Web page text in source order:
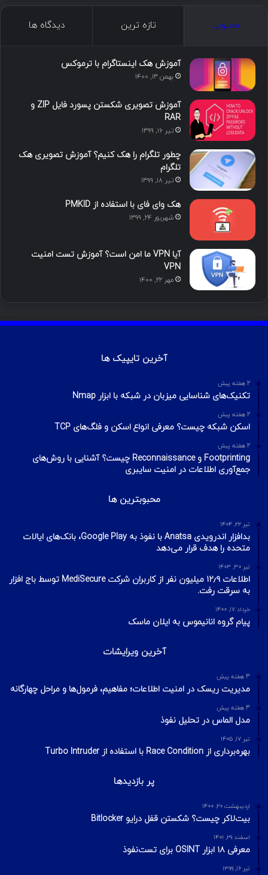
د
ی
ن
و
ت
گ
ا
ا
محبوب تازه ترین دیدگاه ها
آموزش هک اینستاگرام با ترموکس
بهمن ۱۳, ۱۴۰۰
آموزش تصویری شکستن پسورد فایل ZIP و
RAR
تیر ۱۶, ۱۳۹۹
چطور تلگرام را هک کنیم؟ آموزش تصویری هک
تلگرام
تیر ۱۸, ۱۳۹۹
هک وای فای با استفاده از PMKID
شهریور ۲۴, ۱۳۹۹
آیا VPN ما امن است؟ آموزش تست امنیت
VPN
مهر ۲۲, ۱۴۰۰
آخرین تایپیک ها
2 هفته پیش
تکنیک‌های شناسایی میزبان در شبکه با ابزار Nmap
2 هفته پیش
اسکن شبکه چیست؟ معرفی انواع اسکن و فلگ‌های TCP
2 هفته پیش
Footprinting و Reconnaissance چیست؟ آشنایی با روش‌های
جمع‌آوری اطلاعات در امنیت سایبری
محبوبترین ها
تیر ۲۲, ۱۴۰۴
بدافزار اندرویدی Anatsa با نفوذ به Google Play، بانک‌های ایالات
متحده را هدف قرار می‌دهد
تیر ۳۰, ۱۴۰۳
اطلاعات ۱۲٫۹ میلیون نفر از کاربران شرکت MediSecure توسط باج افزار
به سرقت رفت.
خرداد ۱۷, ۱۴۰۰
پیام گروه انانیموس به ایلان ماسک
آخرین ویرایشات
3 هفته پیش
مدیریت ریسک در امنیت اطلاعات؛ مفاهیم، فرمول‌ها و مراحل چهارگانه
3 هفته پیش
مدل الماس در تحلیل نفوذ
تیر ۱۷, ۱۴۰۵
بهره‌برداری از Race Condition با استفاده از Turbo Intruder
پر بازدیدها
اردیبهشت ۲۰, ۱۴۰۰
بیت‌لاکر چیست؟ شکستن قفل درایو Bitlocker
اسفند ۲۹, ۱۴۰۱
معرفی ۱۸ ابزار OSINT برای تست‌نفوذ
تیر ۱۶, ۱۳۹۹